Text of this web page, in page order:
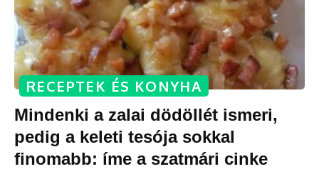
RECEPTEK ÉS KONYHA
Mindenki a zalai dödöllét ismeri,
pedig a keleti tesója sokkal
finomabb: íme a szatmári cinke